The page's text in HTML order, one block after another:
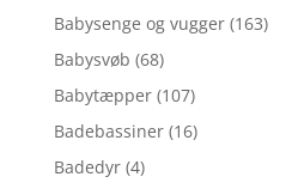
Babysenge og vugger (163)
Babysvøb (68)
Babytæpper (107)
Badebassiner (16)
Badedyr (4)